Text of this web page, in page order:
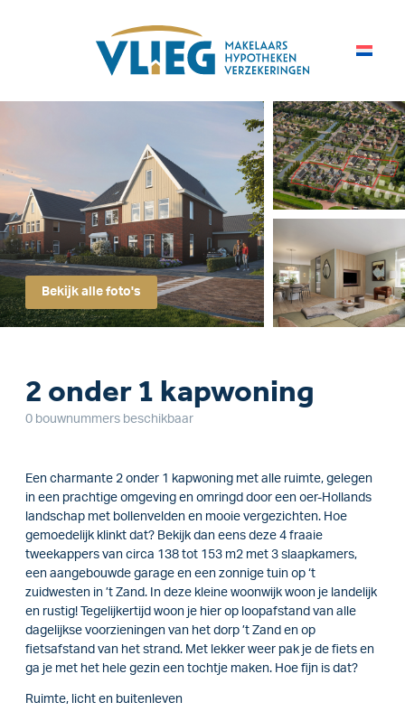
Bekijk alle foto's
2 onder 1 kapwoning
0 bouwnummers beschikbaar
Een charmante 2 onder 1 kapwoning met alle ruimte, gelegen
in een prachtige omgeving en omringd door een oer-Hollands
landschap met bollenvelden en mooie vergezichten. Hoe
gemoedelijk klinkt dat? Bekijk dan eens deze 4 fraaie
tweekappers van circa 138 tot 153 m2 met 3 slaapkamers,
een aangebouwde garage en een zonnige tuin op ‘t
zuidwesten in ’t Zand. In deze kleine woonwijk woon je landelijk
en rustig! Tegelijkertijd woon je hier op loopafstand van alle
dagelijkse voorzieningen van het dorp ’t Zand en op
fietsafstand van het strand. Met lekker weer pak je de fiets en
ga je met het hele gezin een tochtje maken. Hoe fijn is dat?
Ruimte, licht en buitenleven